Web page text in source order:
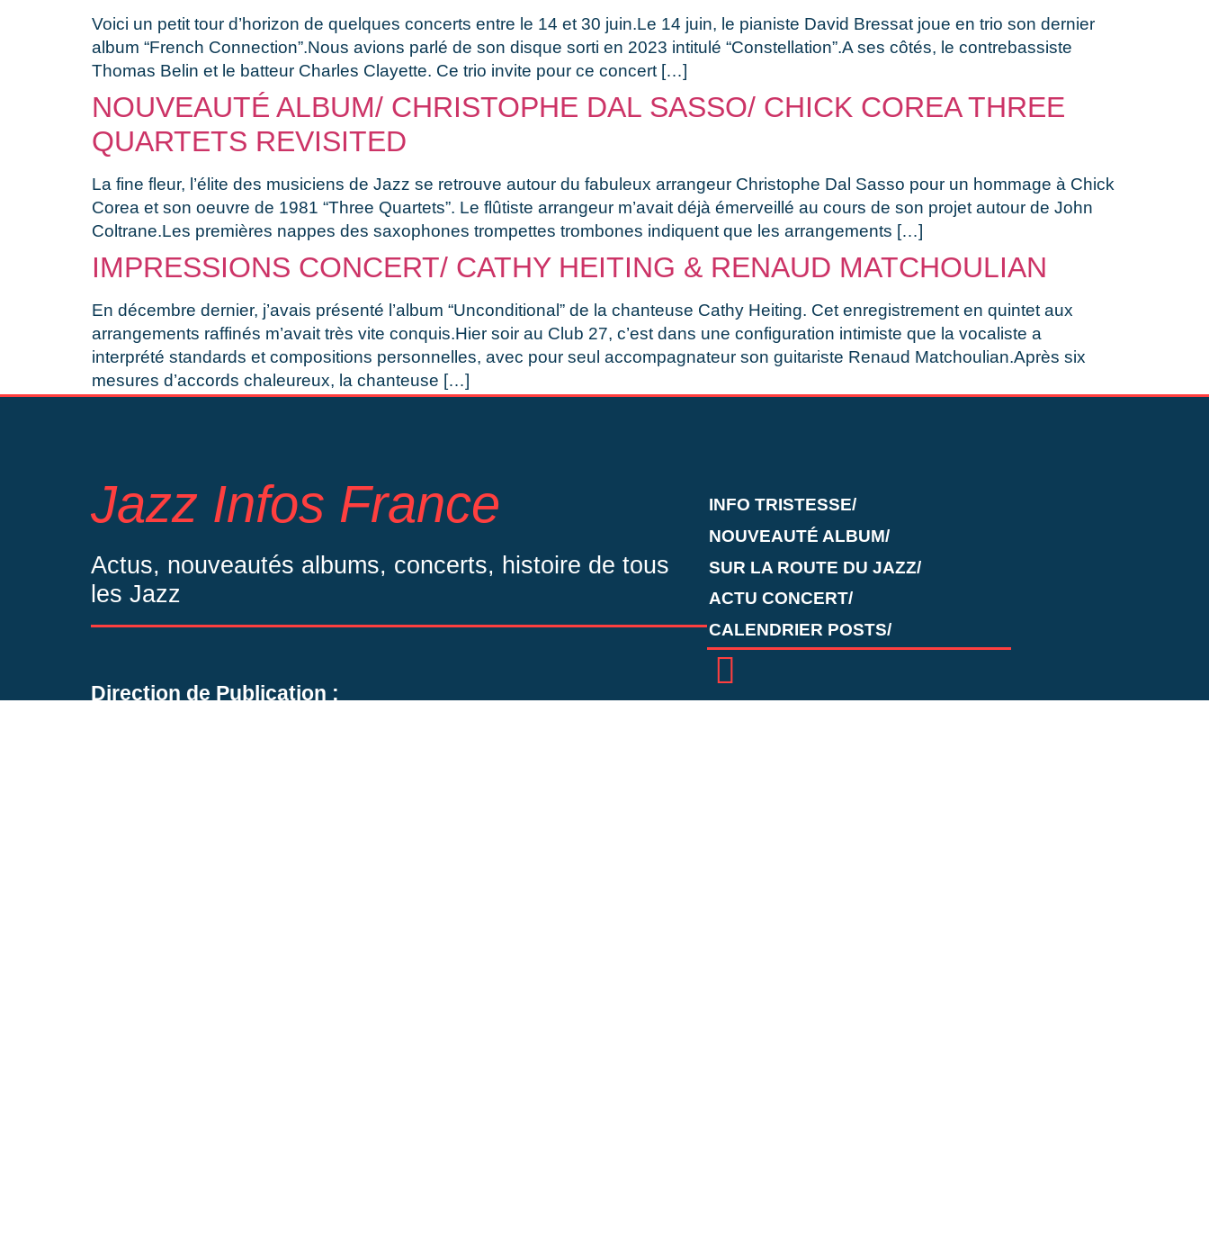
Voici un petit tour d’horizon de quelques concerts entre le 14 et 30 juin.Le 14 juin, le pianiste David Bressat joue en trio son dernier
album “French Connection”.Nous avions parlé de son disque sorti en 2023 intitulé “Constellation”.A ses côtés, le contrebassiste
Thomas Belin et le batteur Charles Clayette. Ce trio invite pour ce concert […]
NOUVEAUTÉ ALBUM/ CHRISTOPHE DAL SASSO/ CHICK COREA THREE
QUARTETS REVISITED
La fine fleur, l’élite des musiciens de Jazz se retrouve autour du fabuleux arrangeur Christophe Dal Sasso pour un hommage à Chick
Corea et son oeuvre de 1981 “Three Quartets”. Le flûtiste arrangeur m’avait déjà émerveillé au cours de son projet autour de John
Coltrane.Les premières nappes des saxophones trompettes trombones indiquent que les arrangements […]
IMPRESSIONS CONCERT/ CATHY HEITING & RENAUD MATCHOULIAN
En décembre dernier, j’avais présenté l’album “Unconditional” de la chanteuse Cathy Heiting. Cet enregistrement en quintet aux
arrangements raffinés m’avait très vite conquis.Hier soir au Club 27, c’est dans une configuration intimiste que la vocaliste a
interprété standards et compositions personnelles, avec pour seul accompagnateur son guitariste Renaud Matchoulian.Après six
mesures d’accords chaleureux, la chanteuse […]
Jazz Infos France
Actus, nouveautés albums, concerts, histoire de tous
les Jazz
Direction de Publication :
INFO TRISTESSE/
NOUVEAUTÉ ALBUM/
SUR LA ROUTE DU JAZZ/
ACTU CONCERT/
CALENDRIER POSTS/